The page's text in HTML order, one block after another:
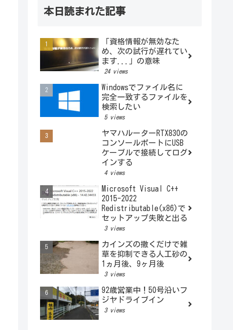
本日読まれた記事
「資格情報が無効なた
め、次の試行が遅れてい
ます...」の意味
24 views
Windowsでファイル名に
完全一致するファイルを
検索したい
5 views
ヤマハルーターRTX830の
コンソールポートにUSB
ケーブルで接続してログ
インする
4 views
Microsoft Visual C++
2015-2022
Redistributable(x86)で
セットアップ失敗と出る
3 views
カインズの撒くだけで雑
草を抑制できる人工砂の
1ヵ月後、9ヶ月後
3 views
92歳営業中！50号沿いフ
ジヤドライブイン
3 views